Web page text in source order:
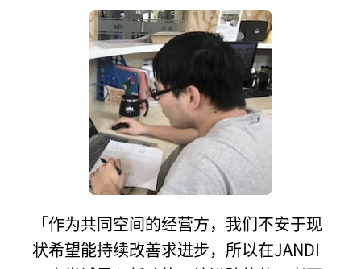
「作为共同空间的经营方，我们不安于现
状希望能持续改善求进步，所以在JANDI